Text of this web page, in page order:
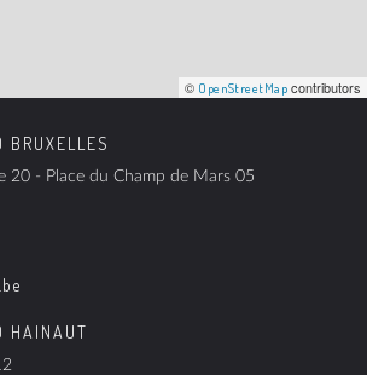
© OpenStreetMap contributors
BRUXELLES
20 - Place du Champ de Mars 05
HAINAUT